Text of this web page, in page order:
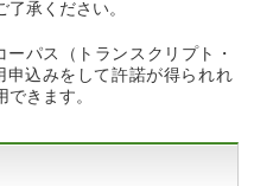
承ください。
パス（トランスクリプト・
込みをして許諾が得られれ
きます。